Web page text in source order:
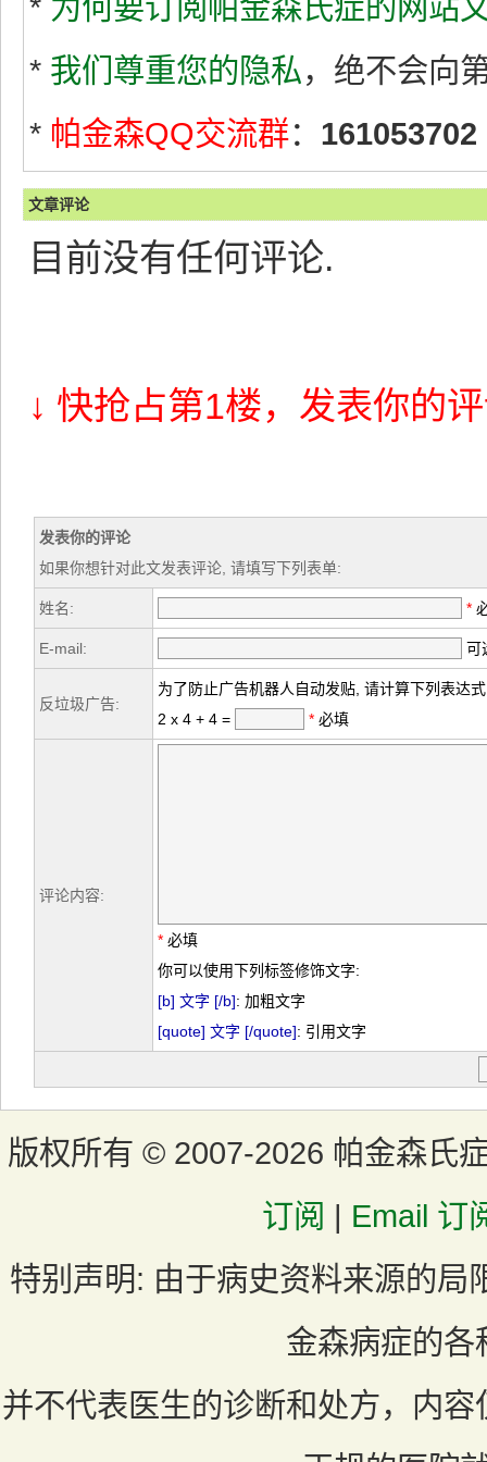
* 我们尊重您的隐私，绝不会向
* 帕金森QQ交流群： 161053702
文章评论
目前没有任何评论.
↓ 快抢占第1楼，发表你的
发表你的评论
如果你想针对此文发表评论, 请填写下列表单:
姓名: *
E-mail: 可
反垃圾广告:
为了防止广告机器人自动发贴, 请计算下列表达
2 x 4 + 4 =
*必填
评论内容:
*必填
你可以使用下列标签修饰文字:
[b] 文字 [/b]: 加粗文字
[quote] 文字 [/quote]: 引用文字
版权所有 © 2007-2026 帕金森氏
订阅 | Email 订
特别声明: 由于病史资料来源的局
金森病症的各
并不代表医生的诊断和处方，内